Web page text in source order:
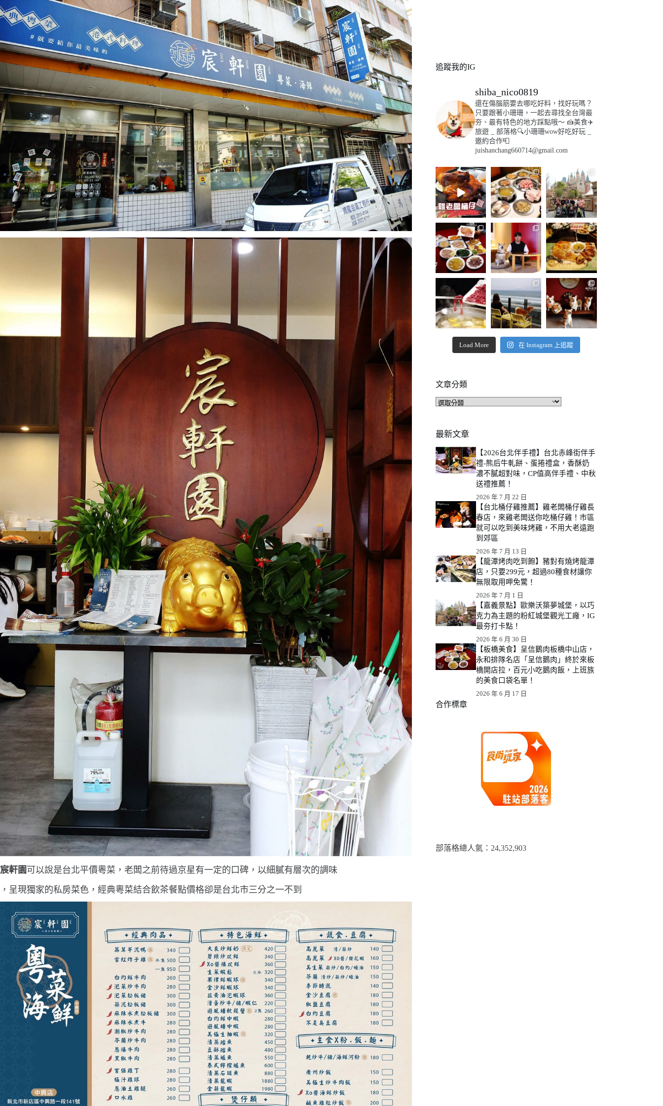
宸軒園 可以說是台北平價粵菜，老闆之前待過京星有一定的口碑，以細膩有層次的調味
，呈現獨家的私房菜色，經典粵菜結合飲茶餐點價格卻是台北市三分之一不到
追蹤我的IG
shiba_nico0819
還在傷腦筋要去哪吃好料，找好玩嗎？
只要跟著小珊珊，一起去尋找全台灣最
夯、最有特色的地方踩點哦～ 🍰美食✈️
旅遊
部落格🔍小珊珊wow好吃好玩
邀約合作📮
juishanchang660714@gmail.com
Load More 在 Instagram 上追蹤
文章分類
文
類
最新文章
【2026台北伴手禮】台北赤峰街伴手
禮-熊后牛軋餅、蛋捲禮盒，香酥奶
濃不膩超對味，CP值高伴手禮、中秋
送禮推薦！
2026 年 7 月 22 日
【台北桶仔雞推薦】雞老闆桶仔雞長
春店，來雞老闆送你吃桶仔雞！市區
就可以吃到美味烤雞，不用大老遠跑
到郊區
2026 年 7 月 13 日
【龍潭烤肉吃到飽】豬對有燒烤龍潭
店，只要299元，超過80種食材讓你
無限取用呷免驚！
2026 年 7 月 1 日
【嘉義景點】歐樂沃築夢城堡，以巧
克力為主題的粉紅城堡觀光工廠，IG
最夯打卡點！
2026 年 6 月 30 日
【板橋美食】呈信鵝肉板橋中山店，
永和排隊名店「呈信鵝肉」終於來板
橋開店拉，百元小吃鵝肉飯，上班族
的美食口袋名單！
2026 年 6 月 17 日
合作標章
部落格總人氣：​24,352,903